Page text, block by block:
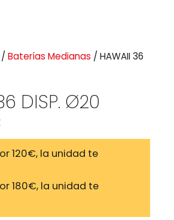
/ Baterías Medianas / HAWAII 36
DISP. Ø20
120€, la unidad te
180€, la unidad te